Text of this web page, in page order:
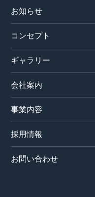
お知らせ
コンセプト
ギャラリー
会社案内
事業内容
採用情報
お問い合わせ